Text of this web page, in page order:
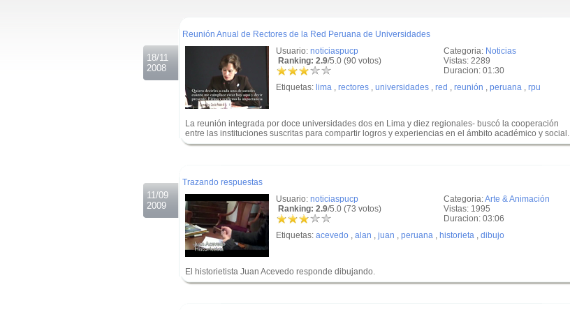
18/11
2008
Reunión Anual de Rectores de la Red Peruana de Universidades
Categoria: Noticias
Vistas: 2289
Duracion: 01:30
Usuario: noticiaspucp
Ranking: 2.9/5.0 (90 votos)
Etiquetas: lima , rectores , universidades , red , reunión , peruana , rpu
La reunión integrada por doce universidades dos en Lima y diez regionales- buscó la cooperación
entre las instituciones suscritas para compartir logros y experiencias en el ámbito académico y social.
11/09
2009
Trazando respuestas
Categoria:Arte & Animación
Vistas: 1995
Duracion: 03:06
Usuario: noticiaspucp
Ranking: 2.9/5.0 (73 votos)
Etiquetas: acevedo , alan , juan , peruana , historieta , dibujo
El historietista Juan Acevedo responde dibujando.